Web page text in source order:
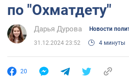
по "Охматдету"
Дарья Дурова Новости
31.12.2024 23:52 4 минуты
20